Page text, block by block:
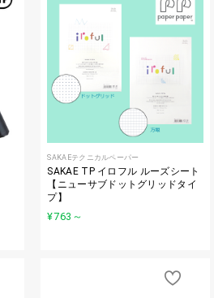
SAKAEテクニカルペーパー
SAKAE TP イロフル ルーズシート
【ニューサブドットグリッドタイ
プ】
¥763 ～